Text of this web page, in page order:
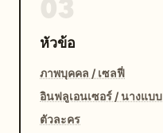
หัวข้อ
ภาพบุคคล / เซลฟี่
อินฟลูเอนเซอร์ / นางแบบ
ตัวละคร